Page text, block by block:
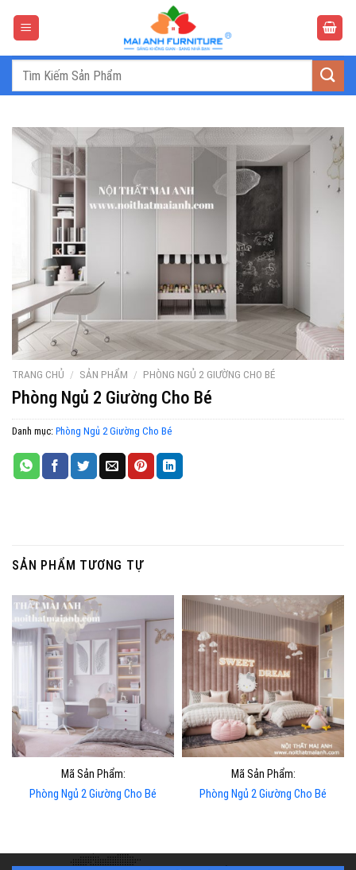
Tìm
TRANG CHỦ / SẢN PHẨM / PHÒNG NGỦ 2 GIƯỜNG CHO BÉ
Phòng Ngủ 2 Giường Cho Bé
Danh mục: Phòng Ngủ 2 Giường Cho Bé
SẢN PHẨM TƯƠNG TỰ
Mã Sản Phẩm:
Phòng Ngủ 2 Giường Cho Bé
Mã Sản Phẩm:
Phòng Ngủ 2 Giường Cho Bé